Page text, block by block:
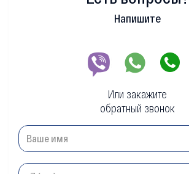
Напишите
Или закажите
обратный звонок